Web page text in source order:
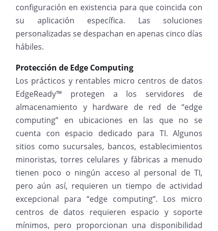
configuración en existencia para que coincida con
su aplicación específica. Las soluciones
personalizadas se despachan en apenas cinco días
hábiles.
Protección de Edge Computing
Los prácticos y rentables micro centros de datos
EdgeReady™ protegen a los servidores de
almacenamiento y hardware de red de “edge
computing” en ubicaciones en las que no se
cuenta con espacio dedicado para TI. Algunos
sitios como sucursales, bancos, establecimientos
minoristas, torres celulares y fábricas a menudo
tienen poco o ningún acceso al personal de TI,
pero aún así, requieren un tiempo de actividad
excepcional para “edge computing”. Los micro
centros de datos requieren espacio y soporte
mínimos, pero proporcionan una disponibilidad